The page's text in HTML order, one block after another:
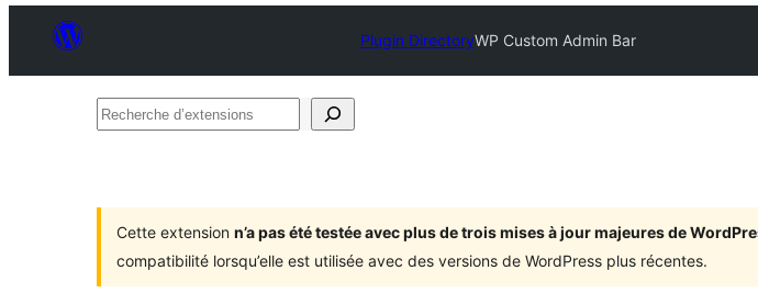
Plugin DirectoryWP Custom Admin Bar
Recherche
Cette extension n’a pas été testée avec plus de trois mises à jour majeures de
compatibilité lorsqu’elle est utilisée avec des versions de WordPress plus récentes.